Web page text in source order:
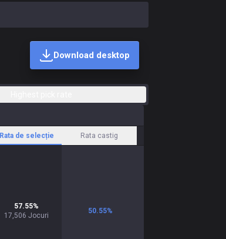
Download desktop
Rata de selecție Rata castig
57.55%
17,506 Jocuri
50.55%